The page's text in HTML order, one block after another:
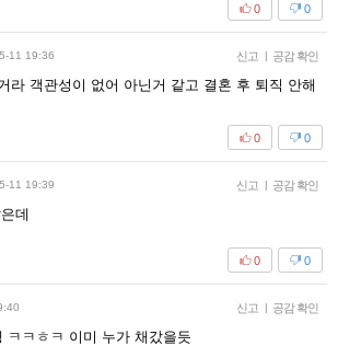
0
0
11 19:36 신고 | 공감 확인
라 객관성이 없어 아닌거 같고 결혼 후 퇴직 안해
0
0
11 19:39 신고 | 공감 확인
데
0
0
신고 | 공감 확인
ㅋㅋㅎㅋ 이미 누가 채갔을듯